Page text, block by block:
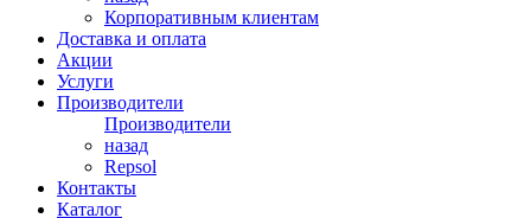
Корпоративным клиентам
Доставка и оплата
Акции
Услуги
Производители
Производители
назад
Repsol
Контакты
Каталог